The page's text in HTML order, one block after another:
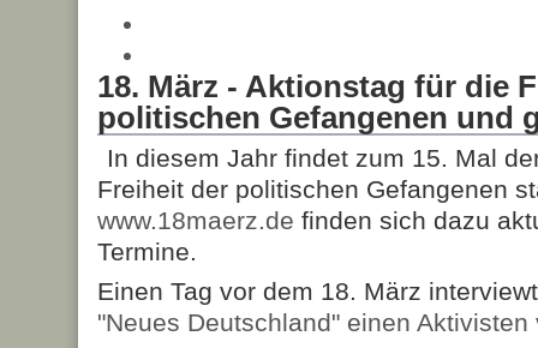
18. März - Aktionstag für die
politischen Gefangenen und
In diesem Jahr findet zum 15. Mal
Freiheit der politischen Gefangenen
www.18maerz.de finden sich dazu
Termine.
Einen Tag vor dem 18. März
"Neues Deutschland" einen Aktivisten